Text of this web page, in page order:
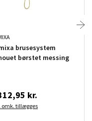
brusesystem
børstet messing
kr.
omk. tillægges